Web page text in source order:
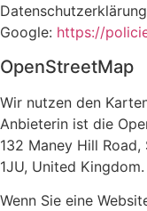
Google: https://
OpenStreetMap
Wir nutzen den
Anbieterin ist die
132 Maney Hill
1JU, United Kingdom.
Wenn Sie eine